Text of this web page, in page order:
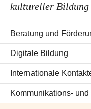
kultureller Bildung
Beratung und
Digitale Bildung
Internationale
Kommunikations-